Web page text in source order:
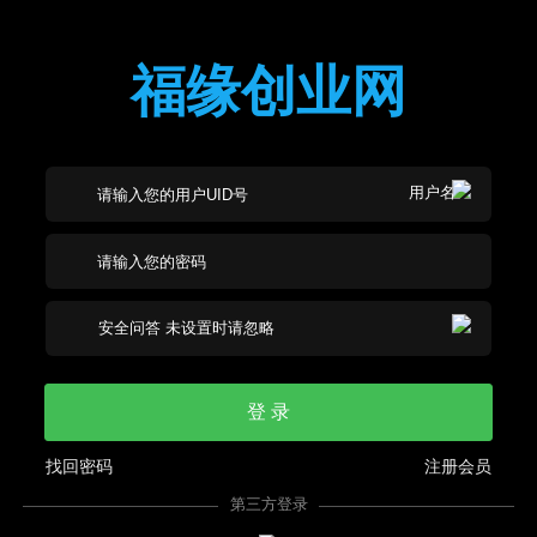
福缘创业网
登 录
注册会员
找回密码
第三方登录